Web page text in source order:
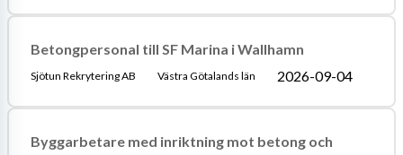
Betongpersonal till SF Marina i Wallhamn
Sjötun Rekrytering AB Västra Götalands län 2026-09-04
Byggarbetare med inriktning mot betong och